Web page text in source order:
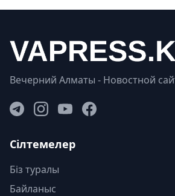
Вечерний Алматы - Новостной
Сілтемелер
Біз туралы
Байланыс